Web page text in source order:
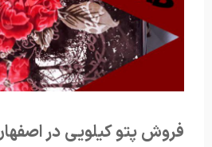
فروش پتو کیلویی در